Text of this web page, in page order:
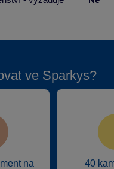
ve Sparkys?
na
40